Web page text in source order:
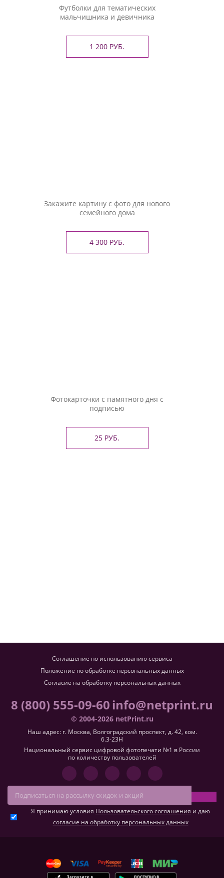
Футболки для тематических
мальчишника и девичника
1 200 РУБ.
Закажите картину с фото для нового
семейного дома
4 300 РУБ.
Фотокарточки с памятного дня с
подписью
25 РУБ.
Соглашение по использованию сервиса
Положение по обработке персональных данных
Согласие на обработку персональных данных
8 (800) 555-09-60info@netprint.ru
© 2004-2026 netPrint.ru
Наш адрес: г. Москва, Волгоградский проспект, д. 42, ком.
6.3-23H
Национальный сервис цифровой фотопечати №1 в России
по количеству пользователей
Я принимаю условия Пользовательского соглашения и даю
согласие на обработку персональных данных